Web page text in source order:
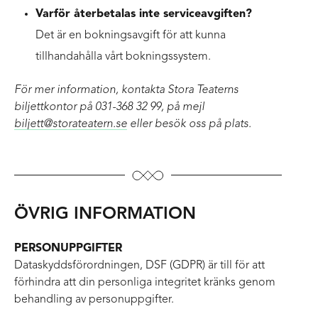
Varför återbetalas inte serviceavgiften?
Det är en bokningsavgift för att kunna
tillhandahålla vårt bokningssystem.
För mer information, kontakta Stora Teaterns
biljettkontor på 031-368 32 99, på mejl
biljett@storateatern.se eller besök oss på plats.
ÖVRIG INFORMATION
PERSONUPPGIFTER
Dataskyddsförordningen, DSF (GDPR) är till för att
förhindra att din personliga integritet kränks genom
behandling av personuppgifter.